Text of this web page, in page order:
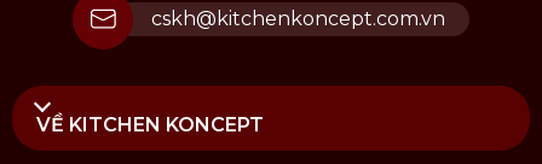
cskh@kitchenkoncept.com.vn
VỀ KITCHEN KONCEPT